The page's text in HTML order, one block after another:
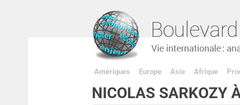
Amériques Europe Asie Afrique
NICOLAS SARKOZY